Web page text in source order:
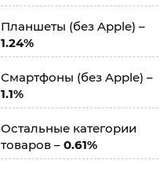
Планшеты (без Apple) –
1.24%
Смартфоны (без Apple) –
1.1%
Остальные категории
товаров – 0.61%